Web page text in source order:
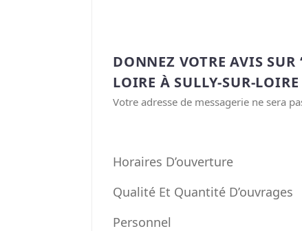
DONNEZ VOTRE AVIS
LOIRE À SULLY-SUR-
Votre adresse de messagerie ne sera
Horaires D’ouverture
Qualité Et Quantité D’ouvrages
Personnel